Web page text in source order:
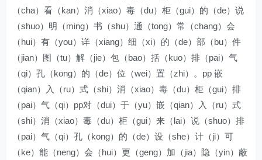
（cha）看（kan）消（xiao）毒（du）柜（gui）的（de）说
（shuo）明（ming）书（shu）通（tong）常（chang）会
（hui）有（you）详（xiang）细（xi）的（de）部（bu）件
（jian）图（tu）解（jie）包（bao）括（kuo）排（pai）气
（qi）孔（kong）的（de）位（wei）置（zhi）。pp 嵌
（qian）入（ru）式（shi）消（xiao）毒（du）柜（gui）排
（pai）气（qi）pp对（dui）于（yu）嵌（qian）入（ru）式
（shi）消（xiao）毒（du）柜（gui）来（lai）说（shuo）排
（pai）气（qi）孔（kong）的（de）设（she）计（ji）可
（ke）能（neng）会（hui）更（geng）加（jia）隐（yin）蔽